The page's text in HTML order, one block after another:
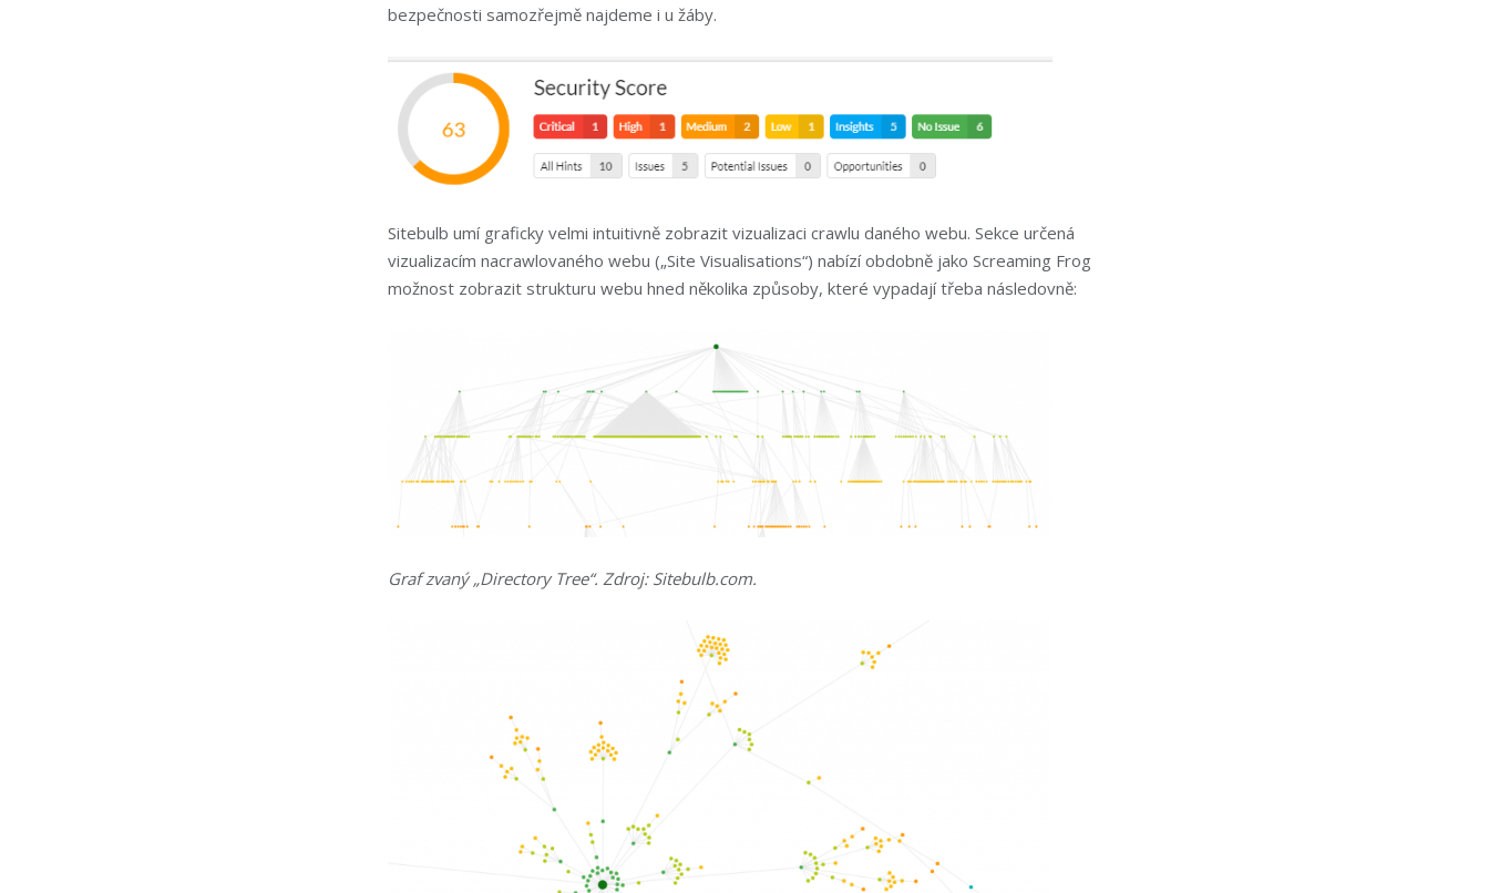
bezpečnosti samozřejmě najdeme i u žáby.
Sitebulb umí graficky velmi intuitivně zobrazit vizualizaci crawlu daného webu. Sekce určená
vizualizacím nacrawlovaného webu („Site Visualisations“) nabízí obdobně jako Screaming Frog
možnost zobrazit strukturu webu hned několika způsoby, které vypadají třeba následovně:
Graf zvaný „Directory Tree“. Zdroj: Sitebulb.com.